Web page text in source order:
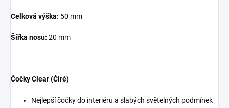
Celková výška: 50 mm
Šířka nosu: 20 mm
Čočky Clear (Čiré)
Nejlepší čočky do interiéru a slabých světelných podmínek